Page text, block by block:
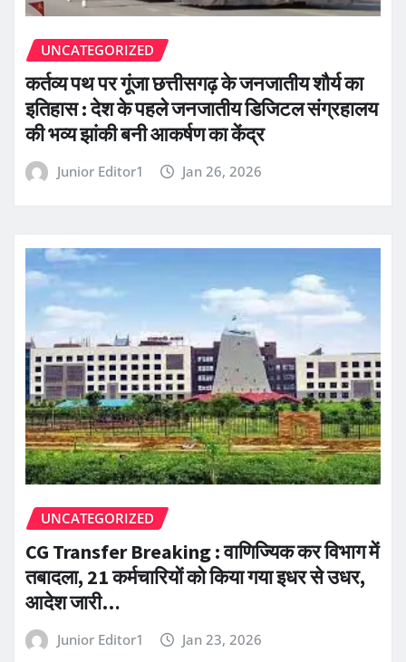
UNCATEGORIZED
कर्तव्य पथ पर गूंजा छत्तीसगढ़ के जनजातीय शौर्य का
इतिहास : देश के पहले जनजातीय डिजिटल संग्रहालय
की भव्य झांकी बनी आकर्षण का केंद्र
Junior Editor1 Jan 26, 2026
UNCATEGORIZED
CG Transfer Breaking : वाणिज्यिक कर विभाग में
तबादला, 21 कर्मचारियों को किया गया इधर से उधर,
आदेश जारी…
Junior Editor1 Jan 23, 2026